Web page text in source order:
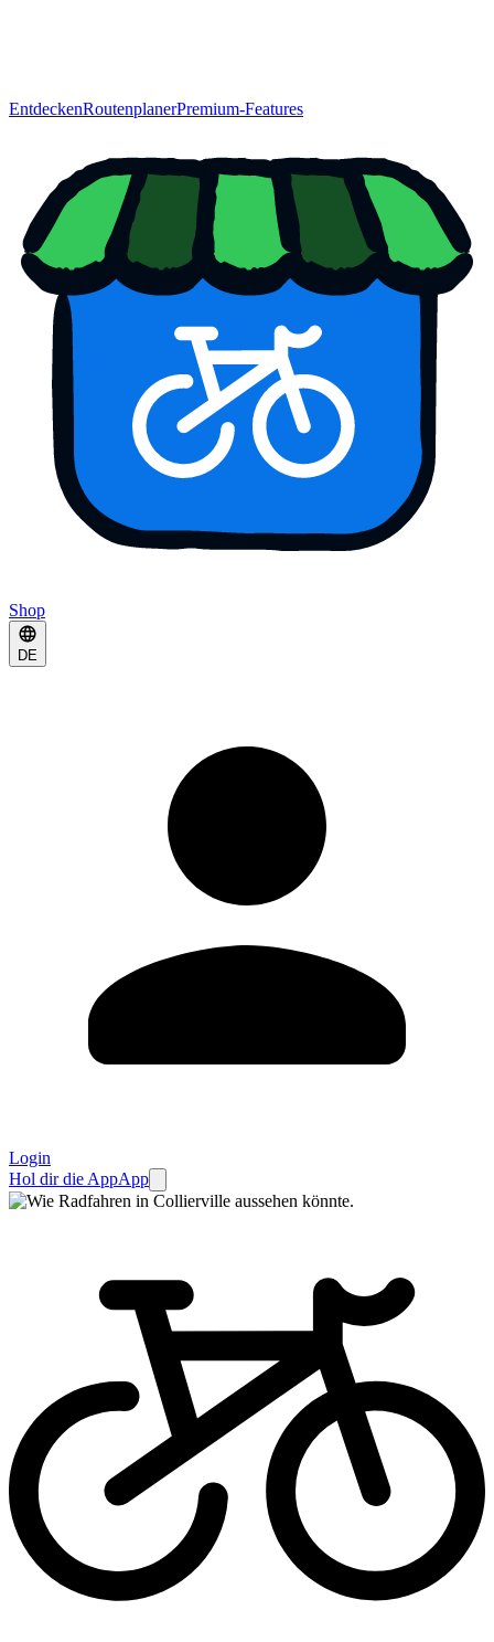
EntdeckenRoutenplanerPremium-Features
Shop
DE
Login
Hol dir die AppApp